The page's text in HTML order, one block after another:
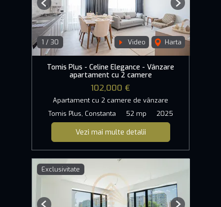
1 / 30 Video Harta
Previous Next
Tomis Plus - Celine Elegance - Vânzare
apartament cu 2 camere
102,000 €
Apartament cu 2 camere de vânzare
Tomis Plus, Constanta
52 mp 2025
Vezi mai multe detalii
Exclusivitate